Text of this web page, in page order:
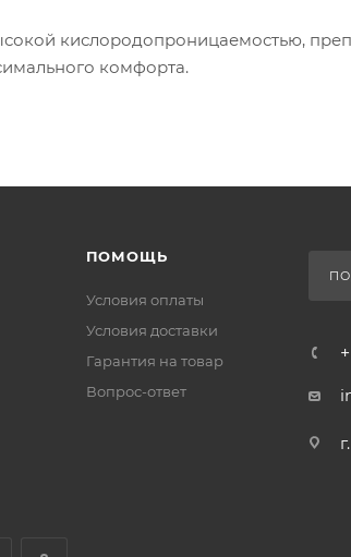
кислородопроницаемостью,
комфорта.
ПОМОЩЬ
Условия оплаты
Условия доставки
Гарантия на товар
Вопрос-ответ